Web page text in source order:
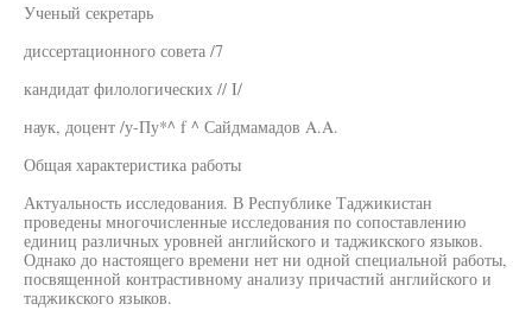
Ученый секретарь
диссертационного совета /7
кандидат филологических // I/
наук, доцент /у-Пу*^ f ^ Сайдмамадов A.A.
Общая характеристика работы
Актуальность исследования. В Республике Таджикистан
проведены многочисленные исследования по сопоставлению
единиц различных уровней английского и таджикского языков.
Однако до настоящего времени нет ни одной специальной работы,
посвященной контрастивному анализу причастий английского и
таджикского языков.